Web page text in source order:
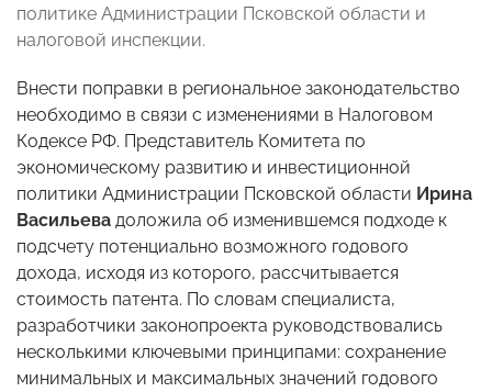
политике Администрации Псковской области и
налоговой инспекции.
Внести поправки в региональное законодательство
необходимо в связи с изменениями в Налоговом
Кодексе РФ. Представитель Комитета по
экономическому развитию и инвестиционной
политики Администрации Псковской области Ирина
Васильева доложила об изменившемся подходе к
подсчету потенциально возможного годового
дохода, исходя из которого, рассчитывается
стоимость патента. По словам специалиста,
разработчики законопроекта руководствовались
несколькими ключевыми принципами: сохранение
минимальных и максимальных значений годового